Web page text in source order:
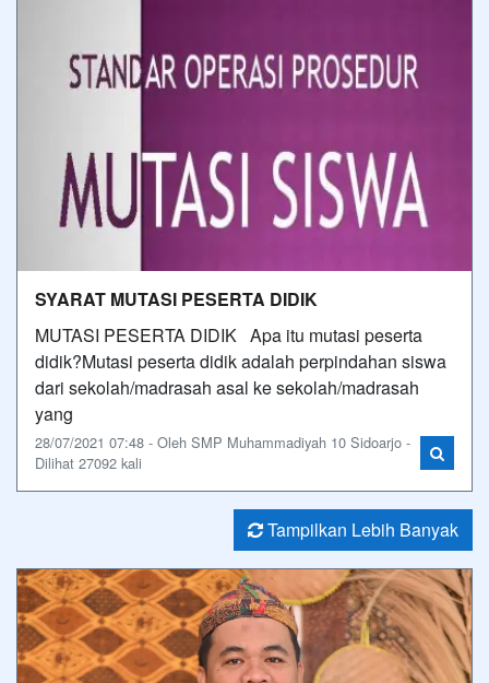
SYARAT MUTASI PESERTA DIDIK
MUTASI PESERTA DIDIK Apa itu mutasi peserta
didik?Mutasi peserta didik adalah perpindahan siswa
dari sekolah/madrasah asal ke sekolah/madrasah
yang
28/07/2021 07:48 - Oleh SMP Muhammadiyah 10 Sidoarjo -
Dilihat 27092 kali
Tampilkan Lebih Banyak